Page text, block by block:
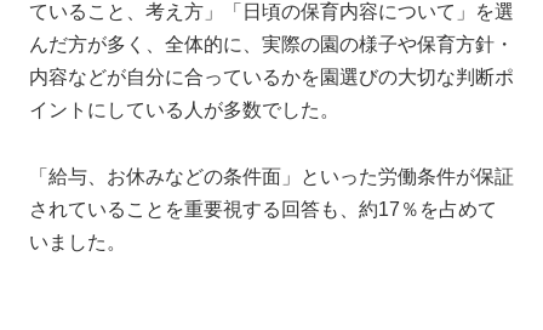
ていること、考え方」「日頃の保育内容について」を選
んだ方が多く、全体的に、実際の園の様子や保育方針・
内容などが自分に合っているかを園選びの大切な判断ポ
イントにしている人が多数でした。
「給与、お休みなどの条件面」といった労働条件が保証
されていることを重要視する回答も、約17％を占めて
いました。